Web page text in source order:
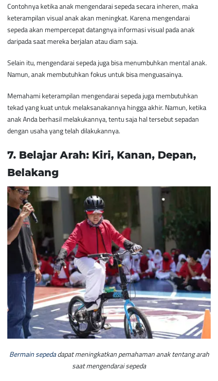
Contohnya ketika anak mengendarai sepeda secara inheren, maka
keterampilan visual anak akan meningkat. Karena mengendarai
sepeda akan mempercepat datangnya informasi visual pada anak
daripada saat mereka berjalan atau diam saja.
Selain itu, mengendarai sepeda juga bisa menumbuhkan mental anak.
Namun, anak membutuhkan fokus untuk bisa menguasainya.
Memahami keterampilan mengendarai sepeda juga membutuhkan
tekad yang kuat untuk melaksanakannya hingga akhir. Namun, ketika
anak Anda berhasil melakukannya, tentu saja hal tersebut sepadan
dengan usaha yang telah dilakukannya.
7. ​Belajar Arah: Kiri, Kanan, Depan,
Belakang
Bermain sepedadapat meningkatkan pemahaman anak tentang arah
saat mengendarai sepeda